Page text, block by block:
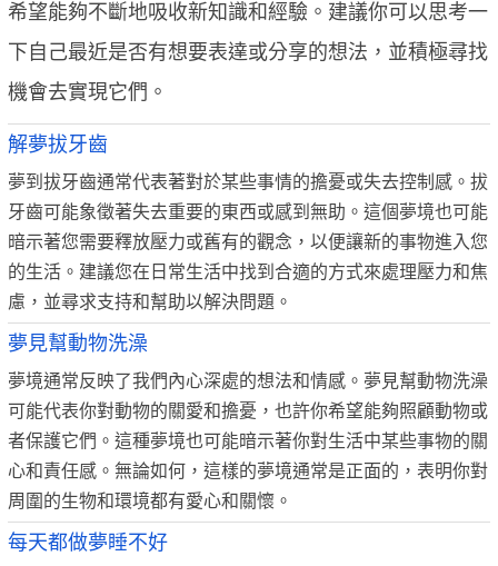
希望能夠不斷地吸收新知識和經驗。建議你可以思考一
下自己最近是否有想要表達或分享的想法，並積極尋找
機會去實現它們。
解夢拔牙齒
夢到拔牙齒通常代表著對於某些事情的擔憂或失去控制感。拔
牙齒可能象徵著失去重要的東西或感到無助。這個夢境也可能
暗示著您需要釋放壓力或舊有的觀念，以便讓新的事物進入您
的生活。建議您在日常生活中找到合適的方式來處理壓力和焦
慮，並尋求支持和幫助以解決問題。
夢見幫動物洗澡
夢境通常反映了我們內心深處的想法和情感。夢見幫動物洗澡
可能代表你對動物的關愛和擔憂，也許你希望能夠照顧動物或
者保護它們。這種夢境也可能暗示著你對生活中某些事物的關
心和責任感。無論如何，這樣的夢境通常是正面的，表明你對
周圍的生物和環境都有愛心和關懷。
每天都做夢睡不好